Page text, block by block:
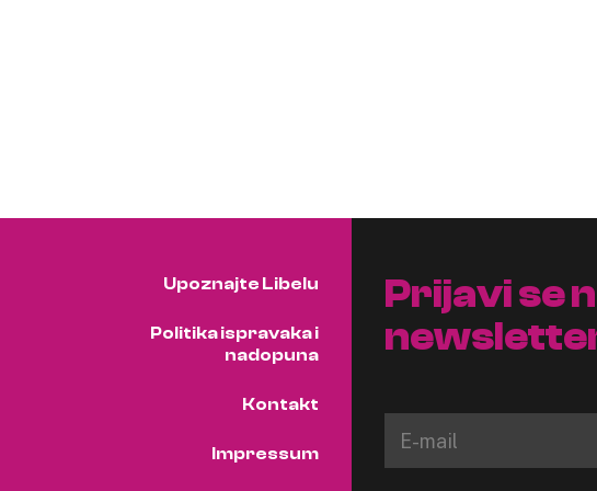
Upoznajte Libelu
Politika ispravaka i
nadopuna
Kontakt
Impressum
Prijavi se